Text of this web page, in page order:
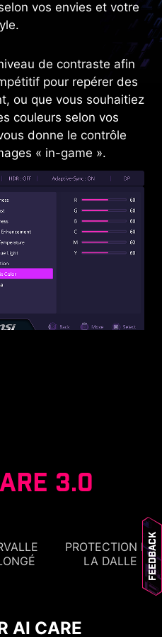
vos envies et votre
de contraste afin
pour repérer des
ou que vous souhaitiez
couleurs selon vos
donne le contrôle
« in-game ».
3.0
PROTECTION DE
LA DALLE
AI CAREDE LA
Feedback